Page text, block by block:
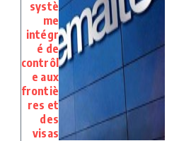
systè
me
intégr
é de
contrôl
e aux
frontiè
res et
des
visas